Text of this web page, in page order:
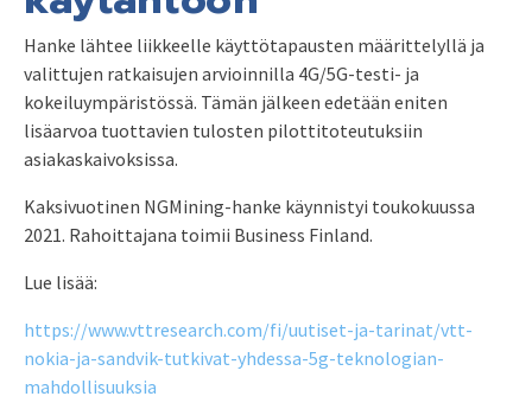
Hanke lähtee liikkeelle käyttötapausten määrittelyllä ja
valittujen ratkaisujen arvioinnilla 4G/5G-testi- ja
kokeiluympäristössä. Tämän jälkeen edetään eniten
lisäarvoa tuottavien tulosten pilottitoteutuksiin
asiakaskaivoksissa.
Kaksivuotinen NGMining-hanke käynnistyi toukokuussa
2021. Rahoittajana toimii Business Finland.
Lue lisää:
https://www.vttresearch.com/fi/uutiset-ja-tarinat/vtt-
nokia-ja-sandvik-tutkivat-yhdessa-5g-teknologian-
mahdollisuuksia